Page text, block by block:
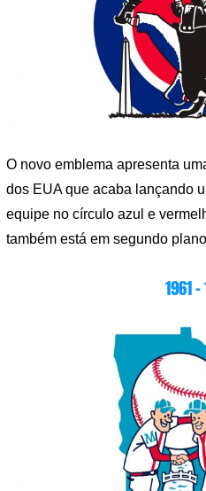
O novo emblema apresenta
dos EUA que acaba lançando
equipe no círculo azul e
também está em segundo
1961